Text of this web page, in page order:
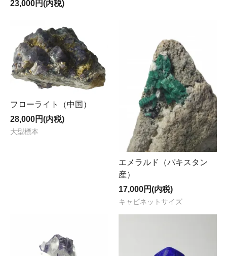
23,000円(内税)
フローライト（中国）
28,000円(内税)
大型標本
エメラルド（パキスタン
産）
17,000円(内税)
キャビネットサイズ